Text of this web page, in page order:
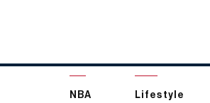
NBA Lifestyle